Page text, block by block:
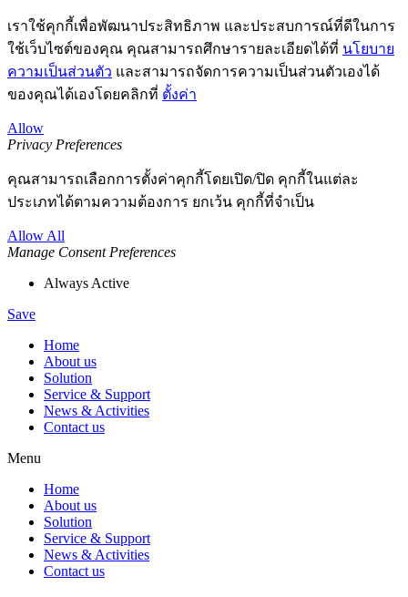
เราใช้คุกกี้เพื่อพัฒนาประสิทธิภาพ และประสบการณ์ที่ดีในการ
ใช้เว็บไซต์ของคุณ คุณสามารถศึกษารายละเอียดได้ที่ นโยบาย
ความเป็นส่วนตัว และสามารถจัดการความเป็นส่วนตัวเองได้
ของคุณได้เองโดยคลิกที่ ตั้งค่า
Allow
Privacy Preferences
คุณสามารถเลือกการตั้งค่าคุกกี้โดยเปิด/ปิด คุกกี้ในแต่ละ
ประเภทได้ตามความต้องการ ยกเว้น คุกกี้ที่จำเป็น
Allow All
Manage Consent Preferences
Always Active
Save
Home
About us
Solution
Service & Support
News & Activities
Contact us
Menu
Home
About us
Solution
Service & Support
News & Activities
Contact us